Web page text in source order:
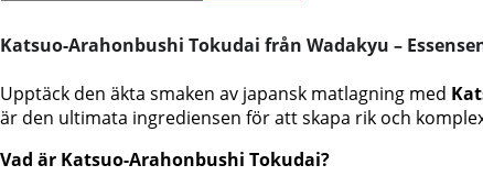
Katsuo-Arahonbushi Tokudai från Wadakyu –
Upptäck den äkta smaken av japansk matlagning med
är den ultimata ingrediensen för att skapa rik och
Vad är Katsuo-Arahonbushi Tokudai?